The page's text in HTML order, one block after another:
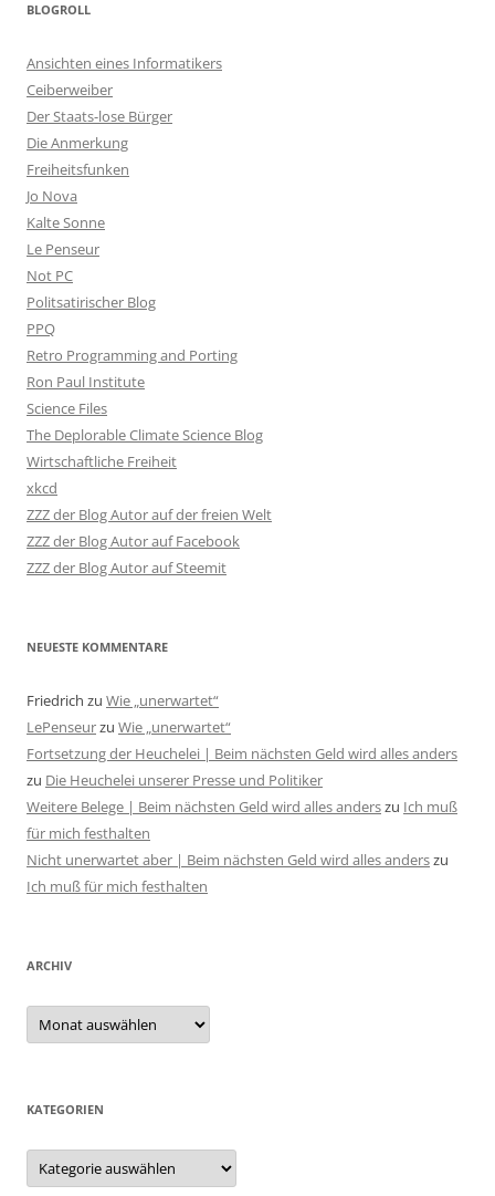
BLOGROLL
Ansichten eines Informatikers
Ceiberweiber
Der Staats-lose Bürger
Die Anmerkung
Freiheitsfunken
Jo Nova
Kalte Sonne
Le Penseur
Not PC
Politsatirischer Blog
PPQ
Retro Programming and Porting
Ron Paul Institute
Science Files
The Deplorable Climate Science Blog
Wirtschaftliche Freiheit
xkcd
ZZZ der Blog Autor auf der freien Welt
ZZZ der Blog Autor auf Facebook
ZZZ der Blog Autor auf Steemit
NEUESTE KOMMENTARE
Friedrich zu Wie „unerwartet“
LePenseurzu Wie „unerwartet“
Fortsetzung der Heuchelei | Beim nächsten Geld wird alles anders
zu Die Heuchelei unserer Presse und Politiker
Weitere Belege | Beim nächsten Geld wird alles anderszu Ich muß
für mich festhalten
Nicht unerwartet aber | Beim nächsten Geld wird alles anderszu
Ich muß für mich festhalten
ARCHIV
Archiv
KATEGORIEN
Kategorien